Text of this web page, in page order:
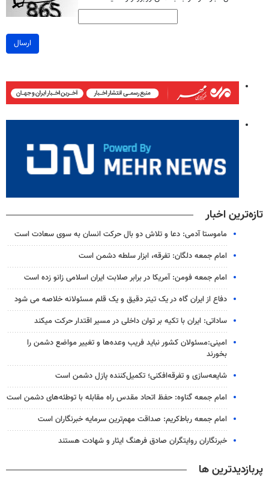
ارسال
تازه‌ترین اخبار
ماموستا آدمی: دعا و تلاش دو بال حرکت انسان به سوی سعادت است
امام جمعه دلگان: تفرقه، ابزار سلطه دشمن است
امام جمعه فومن: آمریکا در برابر صلابت ایران اسلامی زانو زده است
دفاع از ایران گاه در یک تیتر دقیق و یک قلم مسئولانه خلاصه می شود
ساداتی: ایران با تکیه بر توان داخلی در مسیر اقتدار حرکت میکند
امینی:مسئولان کشور نباید فریب وعده‌ها و تغییر مواضع دشمن را
بخورند
شایعه‌سازی و تفرقه‌افکنی؛ تکمیل‌کننده پازل دشمن است
امام جمعه گناوه: حفظ اتحاد مقدس راه مقابله با توطئه‌های دشمن است
امام جمعه رباط‌کریم: صداقت مهم‌ترین سرمایه خبرنگاران است
خبرنگاران روایتگران صادق فرهنگ ایثار و شهادت هستند
پربازدیدترین ها